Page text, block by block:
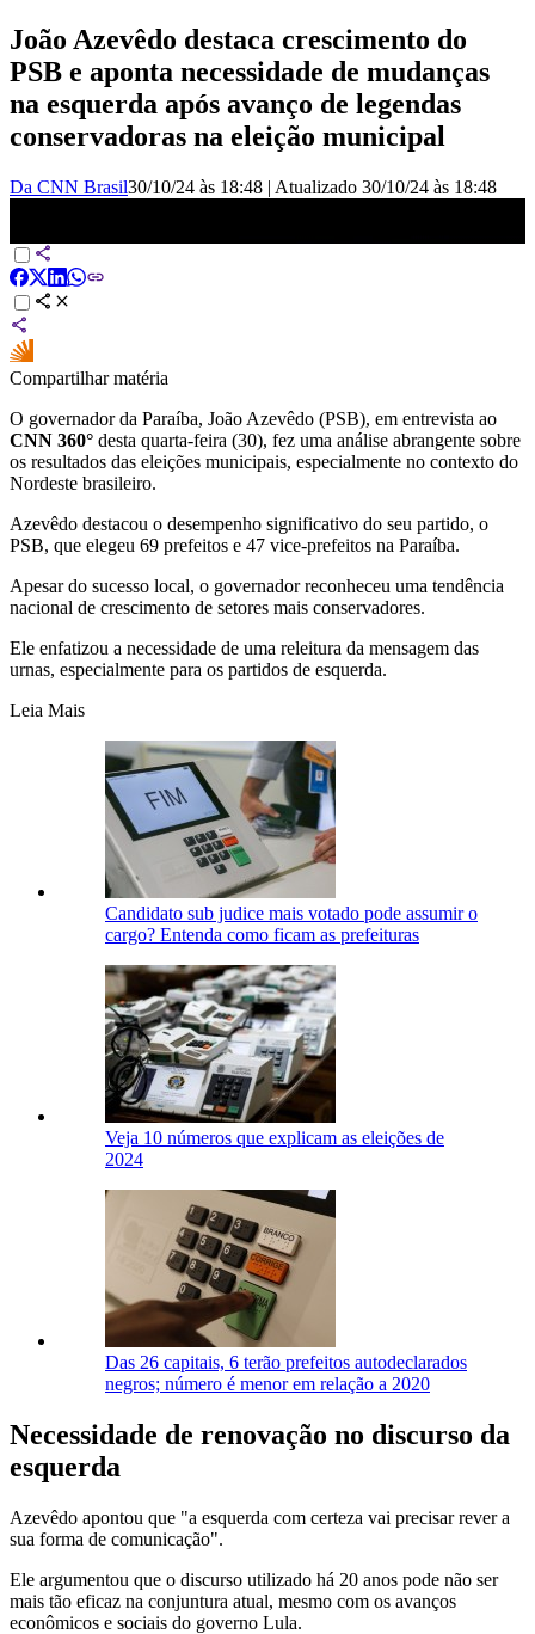
João Azevêdo destaca crescimento do
PSB e aponta necessidade de mudanças
na esquerda após avanço de legendas
conservadoras na eleição municipal
Da CNN Brasil30/10/24 às 18:48 | Atualizado 30/10/24 às 18:48
Compartilhar matéria
O governador da Paraíba, João Azevêdo (PSB), em entrevista ao
CNN 360° desta quarta-feira (30), fez uma análise abrangente sobre
os resultados das eleições municipais, especialmente no contexto do
Nordeste brasileiro.
Azevêdo destacou o desempenho significativo do seu partido, o
PSB, que elegeu 69 prefeitos e 47 vice-prefeitos na Paraíba.
Apesar do sucesso local, o governador reconheceu uma tendência
nacional de crescimento de setores mais conservadores.
Ele enfatizou a necessidade de uma releitura da mensagem das
urnas, especialmente para os partidos de esquerda.
Leia Mais
Candidato sub judice mais votado pode assumir o
cargo? Entenda como ficam as prefeituras
Veja 10 números que explicam as eleições de
2024
Das 26 capitais, 6 terão prefeitos autodeclarados
negros; número é menor em relação a 2020
Necessidade de renovação no discurso da
esquerda
Azevêdo apontou que "a esquerda com certeza vai precisar rever a
sua forma de comunicação".
Ele argumentou que o discurso utilizado há 20 anos pode não ser
mais tão eficaz na conjuntura atual, mesmo com os avanços
econômicos e sociais do governo Lula.